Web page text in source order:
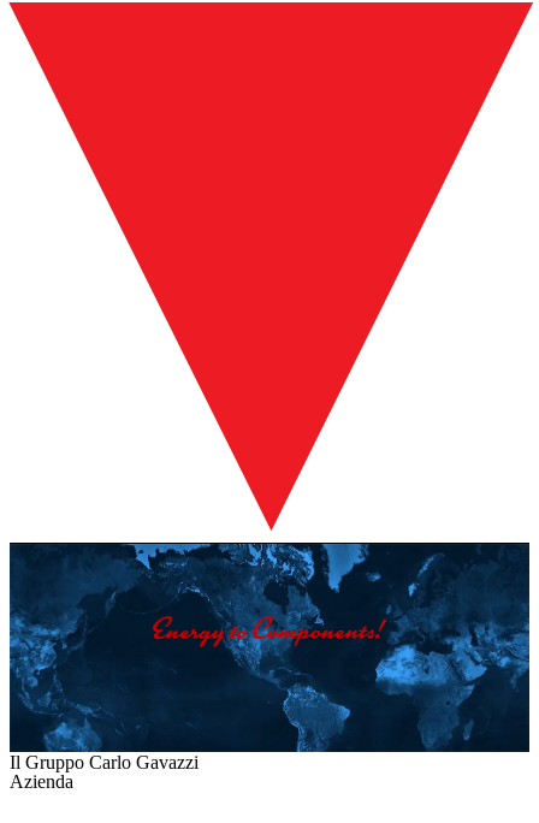
Il Gruppo Carlo Gavazzi
Azienda